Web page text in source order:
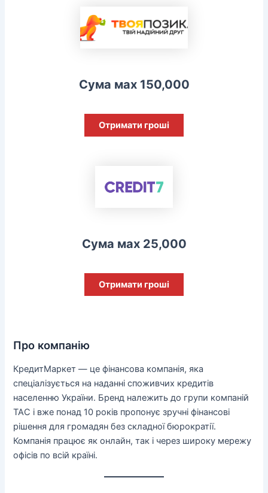
Сума мах 150,000
Отримати гроші
Сума мах 25,000
Отримати гроші
Про компанію
КредитМаркет — це фінансова компанія, яка
спеціалізується на наданні споживчих кредитів
населенню України. Бренд належить до групи компаній
ТАС і вже понад 10 років пропонує зручні фінансові
рішення для громадян без складної бюрократії.
Компанія працює як онлайн, так і через широку мережу
офісів по всій країні.